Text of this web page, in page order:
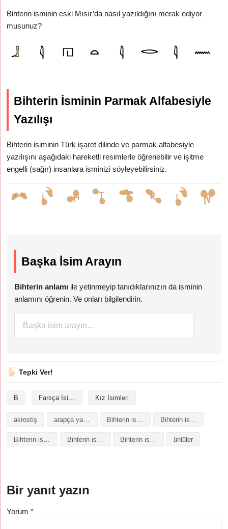
Bihterin isminin eski Mısır’da nasıl yazıldığını merak ediyor
musunuz?
Bihterin İsminin Parmak Alfabesiyle
Yazılışı
Bihterin isiminin Türk işaret dilinde ve parmak alfabesiyle
yazılışını aşağıdaki hareketli resimlerle öğrenebilir ve işitme
engelli (sağır) insanlara isminizi söyleyebilirsiniz.
Başka İsim Arayın
Bihterin anlamı ile yetinmeyip tanıdıklarınızın da isminin
anlamını öğrenin. Ve onları bilgilendirin.
Tepki Ver!
B Farsça İsimler Kız İsimleri
akrostiş arapça yazılışı
Bihterin isminin baş harfleriyle şiir Bihterin isminin kökeni Bihterin isminin numerolojisi ünlüler
Bir yanıt yazın
Yorum*